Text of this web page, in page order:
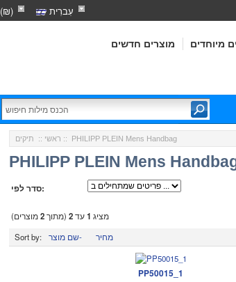
עִברִית ש"ח (₪)
מוצרים חדשים מיוחדים
ראשי :: תיקים :: PHILIPP PLEIN Mens Handbag
PHILIPP PLEIN Mens
סדר לפי:
מציג 1עד2(מתוך2מוצרים)
Sort by:
שם מוצר- מחיר
PP50015_1